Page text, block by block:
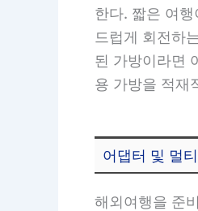
한다. 짧은 여
드럽게 회전하
된 가방이라면
용 가방을 적재
어댑터 및 멀
해외여행을 준